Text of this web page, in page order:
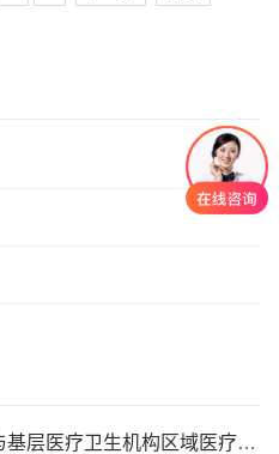
深化医改背景下公立医院与基层医疗卫生机构区域医疗协同、分级诊疗落地创新实践及医疗质量提升实战研修班